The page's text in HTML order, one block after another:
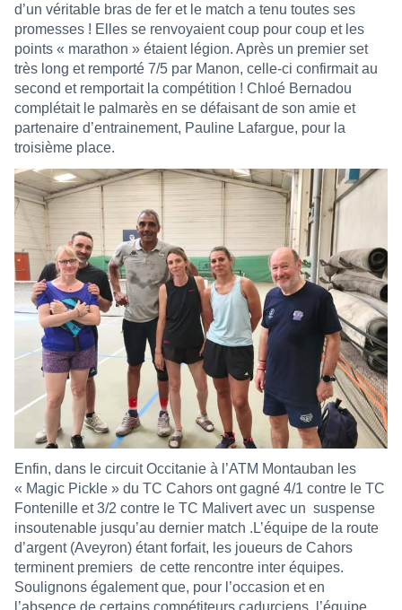
d’un véritable bras de fer et le match a tenu toutes ses
promesses ! Elles se renvoyaient coup pour coup et les
points « marathon » étaient légion. Après un premier set
très long et remporté 7/5 par Manon, celle-ci confirmait au
second et remportait la compétition ! Chloé Bernadou
complétait le palmarès en se défaisant de son amie et
partenaire d’entrainement, Pauline Lafargue, pour la
troisième place.
Enfin, dans le circuit Occitanie à l’ATM Montauban les
« Magic Pickle » du TC Cahors ont gagné 4/1 contre le TC
Fontenille et 3/2 contre le TC Malivert avec un suspense
insoutenable jusqu’au dernier match .L’équipe de la route
d’argent (Aveyron) étant forfait, les joueurs de Cahors
terminent premiers de cette rencontre inter équipes.
Soulignons également que, pour l’occasion et en